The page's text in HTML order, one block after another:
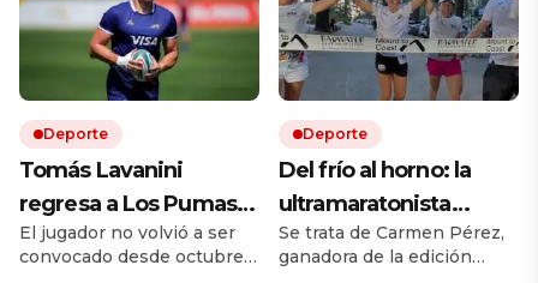
Deporte
Tomás Lavanini
regresa a Los Pumas
tras casi dos años: «Es
una nueva
El jugador no volvió a ser
convocado desde octubre
Deporte
Del frío al horno: la
ultramaratonista
española que corrió
bajo 52 grados y lo
Se trata de Carmen Pérez,
ganadora de la edición